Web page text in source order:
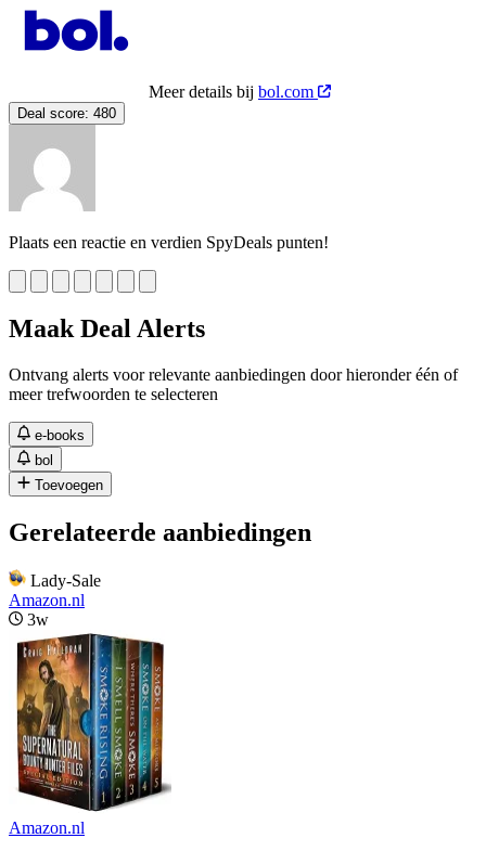
Meer details bij bol.com
Deal score: 480
Plaats een reactie en verdien SpyDeals punten!
Maak Deal Alerts
Ontvang alerts voor relevante aanbiedingen door hieronder één of
meer trefwoorden te selecteren
e-books
bol
Toevoegen
Gerelateerde aanbiedingen
Lady-Sale
Amazon.nl
3w
Amazon.nl